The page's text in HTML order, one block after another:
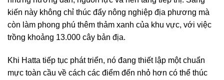
kiến này không chỉ thúc đẩy nông nghiệp địa phương mà
còn làm phong phú thêm thảm xanh của khu vực, với việc
trồng khoảng 13.000 cây bản địa.
Khi Hatta tiếp tục phát triển, nó đang thiết lập một chuẩn
mực toàn cầu về cách các điểm đến nhỏ hơn có thể thúc